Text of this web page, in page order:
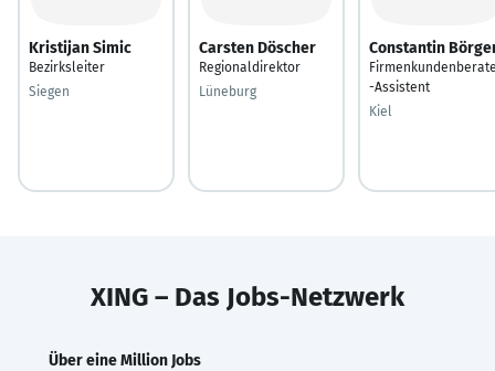
Kristijan Simic
Bezirksleiter
Siegen
Carsten Döscher
Regionaldirektor
Lüneburg
Constantin
-Assistent
Kiel
XING – Das Jobs-Netzwerk
Über eine Million Jobs